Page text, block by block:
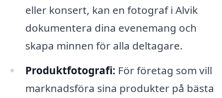
eller konsert, kan en fotograf i Alvik
dokumentera dina evenemang och
skapa minnen för alla deltagare.
Produktfotografi: För företag som vill
marknadsföra sina produkter på bästa